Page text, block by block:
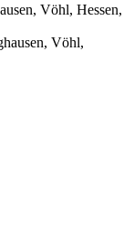
Vöhl, Hessen,
Vöhl,